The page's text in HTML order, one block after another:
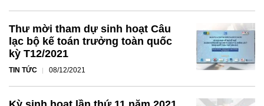
Thư mời tham dự sinh hoạt Câu
lạc bộ kế toán trưởng toàn quốc
kỳ T12/2021
TIN TỨC 08/12/2021